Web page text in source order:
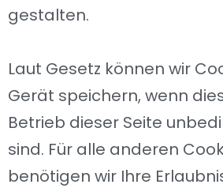
gestalten.
Laut Gesetz können wir
Gerät speichern, wenn
Betrieb dieser Seite
sind. Für alle anderen
benötigen wir Ihre